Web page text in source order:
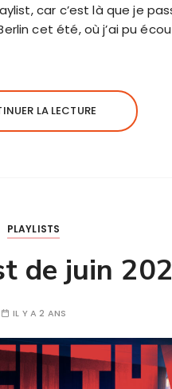
car c’est là que je
cet été, où j’ai pu
LA LECTURE
PLAYLISTS
de juin
IL Y A 2 ANS